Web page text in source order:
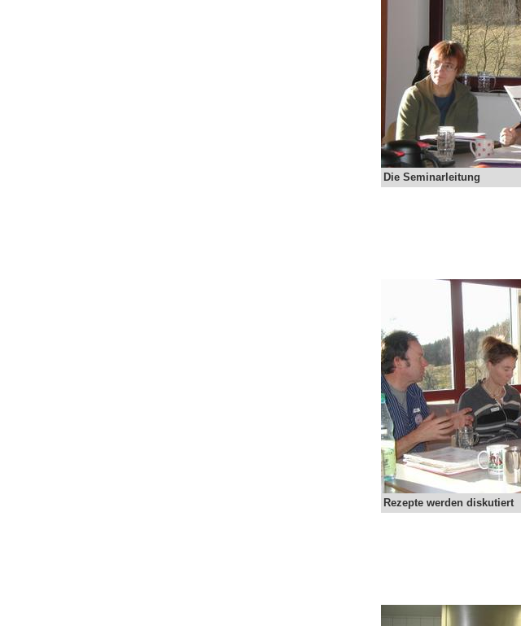
Die Seminarleitung
Rezepte werden diskutiert